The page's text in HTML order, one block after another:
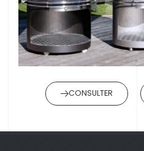
CONSULTER